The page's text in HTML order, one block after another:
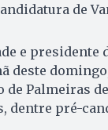
de
e presidente
deste
Palmeiras
dentre pré-